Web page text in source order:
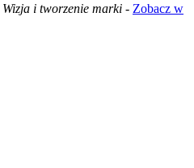
i tworzenie marki - Zobacz w